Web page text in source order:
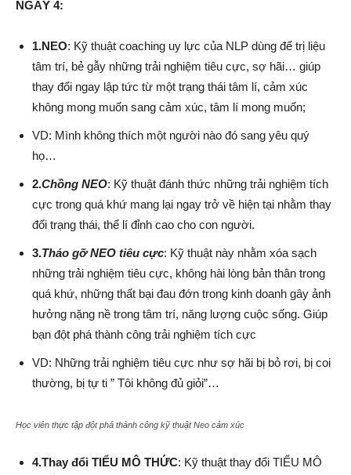
NGÀY 4:
1.NEO: Kỹ thuật coaching uy lực của NLP dùng để trị liệu
tâm trí, bẻ gẫy những trải nghiệm tiêu cực, sợ hãi… giúp
thay đổi ngay lập tức từ một trạng thái tâm lí, cảm xúc
không mong muốn sang cảm xúc, tâm lí mong muốn;
VD: Mình không thích một người nào đó sang yêu quý
họ…
2.Chồng NEO: Kỹ thuật đánh thức những trải nghiệm tích
cực trong quá khứ mang lại ngay trở về hiện tại nhằm thay
đổi trạng thái, thể lí đỉnh cao cho con người.
3.Tháo gỡ NEO tiêu cực: Kỹ thuật này nhằm xóa sạch
những trải nghiệm tiêu cực, không hài lòng bản thân trong
quá khứ, những thất bại đau đớn trong kinh doanh gây ảnh
hưởng nặng nề trong tâm trí, năng lượng cuộc sống. Giúp
bạn đột phá thành công trải nghiệm tích cực
VD: Những trải nghiệm tiêu cực như sợ hãi bị bỏ rơi, bị coi
thường, bị tự ti ” Tôi không đủ giỏi”…
Học viên thực tập đột phá thành công kỹ thuật Neo cảm xúc
4.Thay đổi TIỂU MÔ THỨC: Kỹ thuật thay đổi TIỂU MÔ